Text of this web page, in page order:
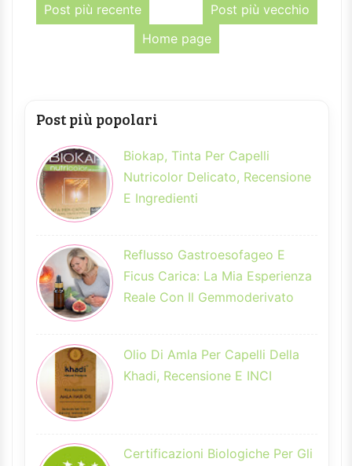
Post più recente
Post più vecchio
Home page
Post più popolari
Biokap, Tinta Per Capelli
Nutricolor Delicato, Recensione
E Ingredienti
Reflusso Gastroesofageo E
Ficus Carica: La Mia Esperienza
Reale Con Il Gemmoderivato
Olio Di Amla Per Capelli Della
Khadi, Recensione E INCI
Certificazioni Biologiche Per Gli